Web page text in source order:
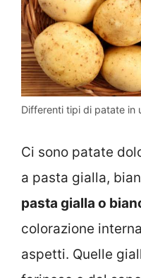
Differenti tipi di patate in
Ci sono patate
a pasta gialla,
pasta gialla o
colorazione
aspetti. Quelle